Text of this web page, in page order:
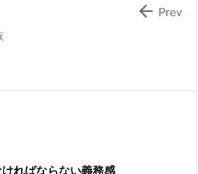
 Prev
ればならない義務感